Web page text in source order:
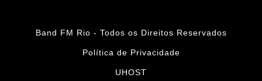
Band FM Rio - Todos os Direitos Reservados
Política de Privacidade
UHOST